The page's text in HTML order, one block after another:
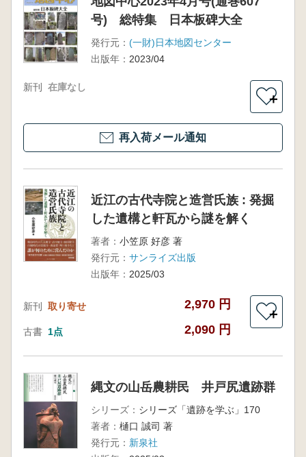
号) 総特集 日本板碑大全
発行元： (一財)日本地図センター
出版年： 2023/04
新刊 在庫なし
＋
再入荷メール通知
近江の古代寺院と造営氏族 : 発掘
した遺構と軒瓦から謎を解く
著者： 小笠原 好彦 著
発行元： サンライズ出版
出版年： 2025/03
新刊 取り寄せ 2,970 円
古書 1点 2,090 円
＋
縄文の山岳農耕民 井戸尻遺跡群
シリーズ： シリーズ「遺跡を学ぶ」170
著者： 樋口 誠司 著
発行元： 新泉社